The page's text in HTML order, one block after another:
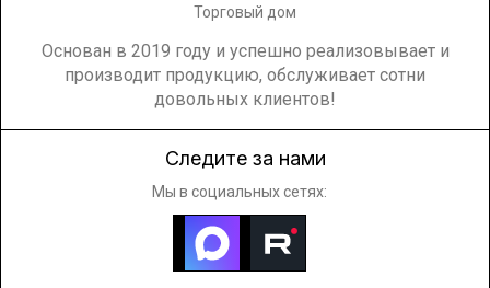
Торговый дом
Основан в 2019 году и успешно реализовывает и
производит продукцию, обслуживает сотни
довольных клиентов!
Следите за нами
Мы в социальных сетях: